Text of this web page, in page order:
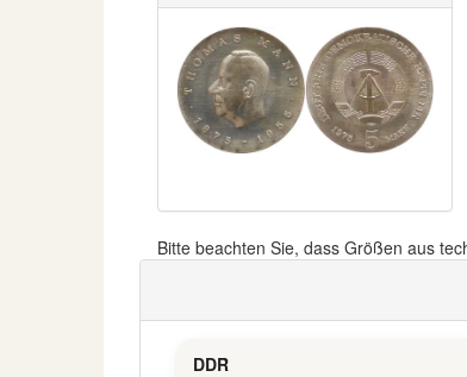
Bitte beachten Sie, dass Größen aus
DDR